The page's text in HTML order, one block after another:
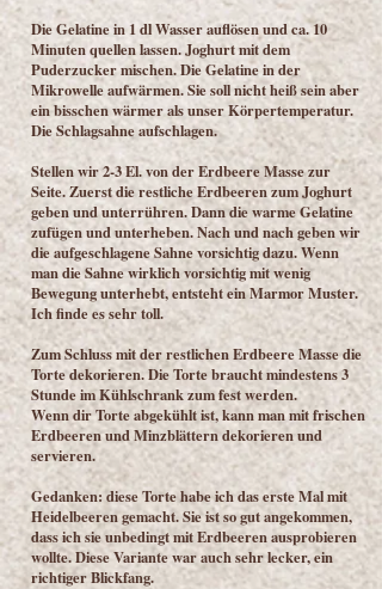
Die Gelatine in 1 dl Wasser auflösen und ca. 10
Minuten quellen lassen. Joghurt mit dem
Puderzucker mischen. Die Gelatine in der
Mikrowelle aufwärmen. Sie soll nicht heiß sein aber
ein bisschen wärmer als unser Körpertemperatur.
Die Schlagsahne aufschlagen.
Stellen wir 2-3 El. von der Erdbeere Masse zur
Seite. Zuerst die restliche Erdbeeren zum Joghurt
geben und unterrühren. Dann die warme Gelatine
zufügen und unterheben. Nach und nach geben wir
die aufgeschlagene Sahne vorsichtig dazu. Wenn
man die Sahne wirklich vorsichtig mit wenig
Bewegung unterhebt, entsteht ein Marmor Muster.
Ich finde es sehr toll.
Zum Schluss mit der restlichen Erdbeere Masse die
Torte dekorieren. Die Torte braucht mindestens 3
Stunde im Kühlschrank zum fest werden.
Wenn dir Torte abgekühlt ist, kann man mit frischen
Erdbeeren und Minzblättern dekorieren und
servieren.
Gedanken: diese Torte habe ich das erste Mal mit
Heidelbeeren gemacht. Sie ist so gut angekommen,
dass ich sie unbedingt mit Erdbeeren ausprobieren
wollte. Diese Variante war auch sehr lecker, ein
richtiger Blickfang.